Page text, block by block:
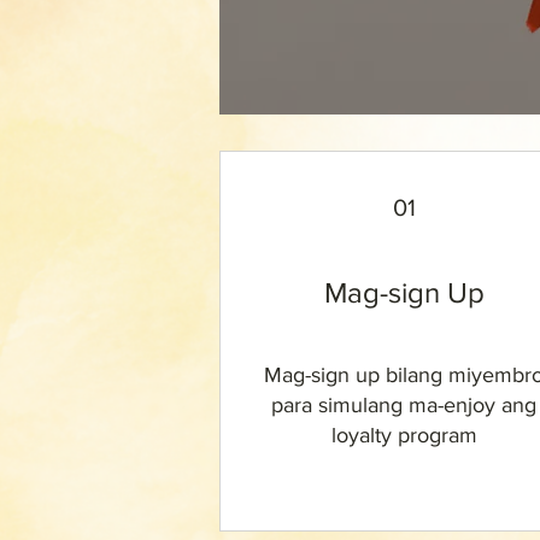
01
Mag-sign Up
Mag-sign up bilang
para simulang ma-enjoy ang
loyalty program